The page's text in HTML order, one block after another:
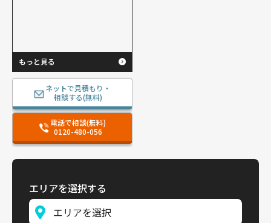
もっと見る
ネットで見積もり・
相談する(無料)
電話で相談(無料)
0120-480-056
エリアを選択する